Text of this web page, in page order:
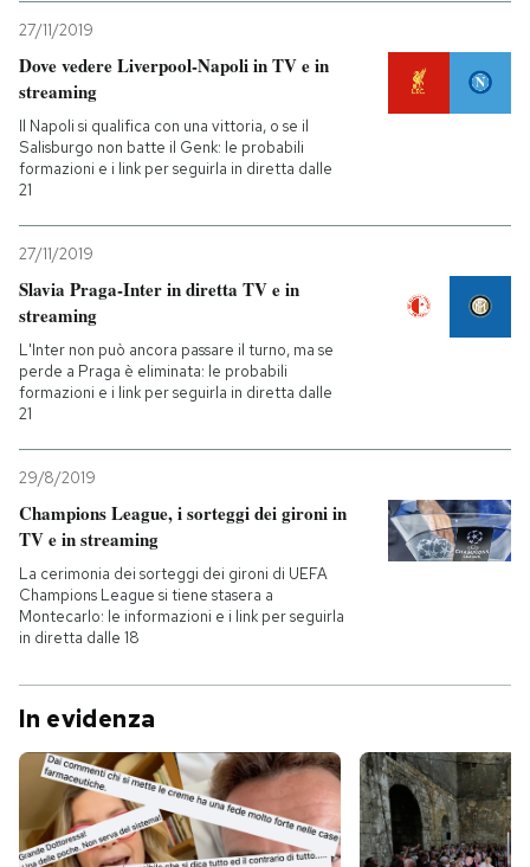
27/11/2019
Dove vedere Liverpool-Napoli in TV e in
streaming
Il Napoli si qualifica con una vittoria, o se il
Salisburgo non batte il Genk: le probabili
formazioni e i link per seguirla in diretta dalle
21
27/11/2019
Slavia Praga-Inter in diretta TV e in
streaming
L'Inter non può ancora passare il turno, ma se
perde a Praga è eliminata: le probabili
formazioni e i link per seguirla in diretta dalle
21
29/8/2019
Champions League, i sorteggi dei gironi in
TV e in streaming
La cerimonia dei sorteggi dei gironi di UEFA
Champions League si tiene stasera a
Montecarlo: le informazioni e i link per seguirla
in diretta dalle 18
In evidenza